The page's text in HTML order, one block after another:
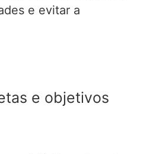
e evitar a
e objetivos